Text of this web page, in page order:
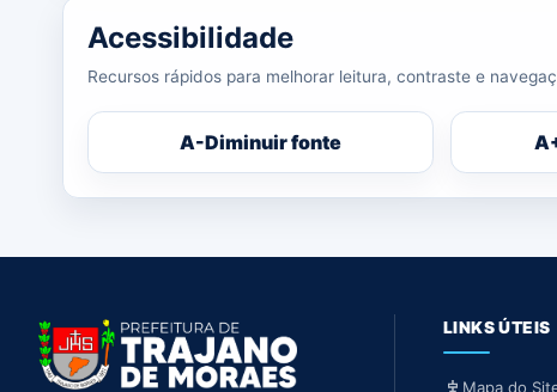
Acessibilidade
Recursos rápidos para melhorar leitura, contraste e
A-Diminuir fonte
LINKS ÚTEIS
Mapa do